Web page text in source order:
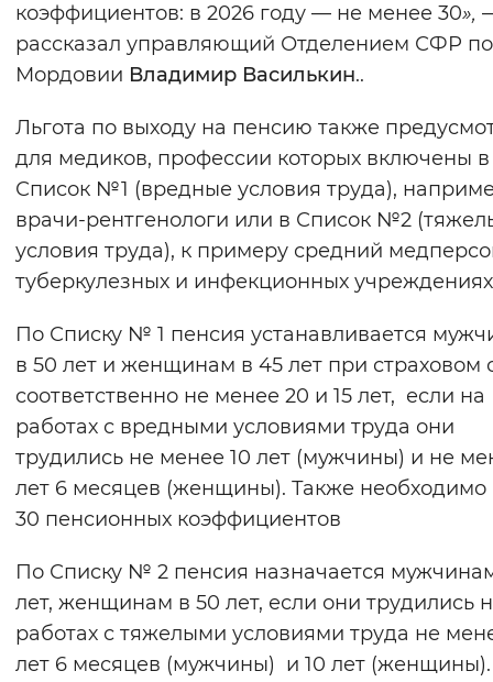
коэффициентов: в 2026 году — не менее 30»,
рассказал управляющий Отделением СФР по
Мордовии Владимир Василькин..
Льгота по выходу на пенсию также
для медиков, профессии которых включены в
Список №1 (вредные условия труда),
врачи-рентгенологи или в Список №2
условия труда), к примеру средний
туберкулезных и инфекционных
По Списку № 1 пенсия устанавливается
в 50 лет и женщинам в 45 лет при страховом
соответственно не менее 20 и 15 лет, если на
работах с вредными условиями труда они
трудились не менее 10 лет (мужчины) и не
лет 6 месяцев (женщины). Также необходимо
30 пенсионных коэффициентов
По Списку № 2 пенсия назначается
лет, женщинам в 50 лет, если они трудились
работах с тяжелыми условиями труда не
лет 6 месяцев (мужчины) и 10 лет